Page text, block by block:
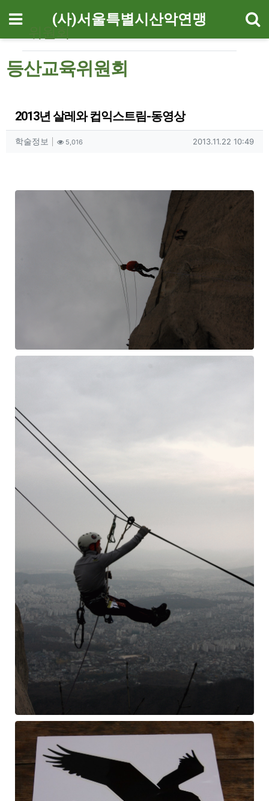
메뉴 (사)서울특별시산악연맹
위원회
등산교육위원회
2013년 살레와 컵익스트림-동영상
작성자 정보
학술정보 작성5,016조회 작성일
2013.11.22 10:49
본문